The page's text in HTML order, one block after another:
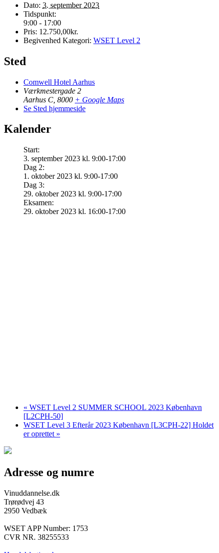
Dato: 3. september 2023
Tidspunkt:
9:00 - 17:00
Pris: 12.750,00kr.
Begivenhed Kategori: WSET Level 2
Sted
Comwell Hotel Aarhus
Værkmestergade 2
Aarhus C 8000 + Google Maps
Se Sted hjemmeside
Kalender
Start:
3. september 2023 kl. 9:00-17:00
Dag 2:
1. oktober 2023 kl. 9:00-17:00
Dag 3:
29. oktober 2023 kl. 9:00-17:00
Eksamen:
29. oktober 2023 kl. 16:00-17:00
« WSET Level 2 SUMMER SCHOOL 2023 København
[L2CPH-50]
WSET Level 3 Efterår 2023 København [L3CPH-22] Holdet
er oprettet »
Adresse og numre
Vinuddannelse.dk
Trørødvej 43
2950 Vedbæk
WSET APP Number: 1753
CVR NR. 38255533